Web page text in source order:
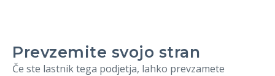
Imenik
Prevzemite svojo stran
Če ste lastnik tega podjetja, lahko prevzamete